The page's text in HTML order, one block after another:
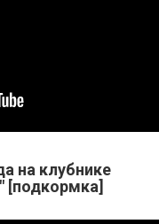
на клубнике
[подкормка]